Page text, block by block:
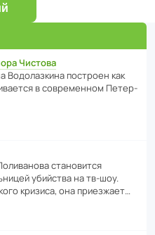
Чистова
пост­роен как
в совре­менном Пете­р­
стано­вится
убийства на тв-шоу.
кризиса, она приезжает…